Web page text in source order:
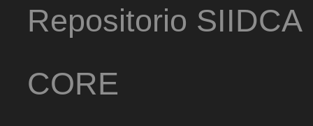
Repositorio SIIDCA
CORE